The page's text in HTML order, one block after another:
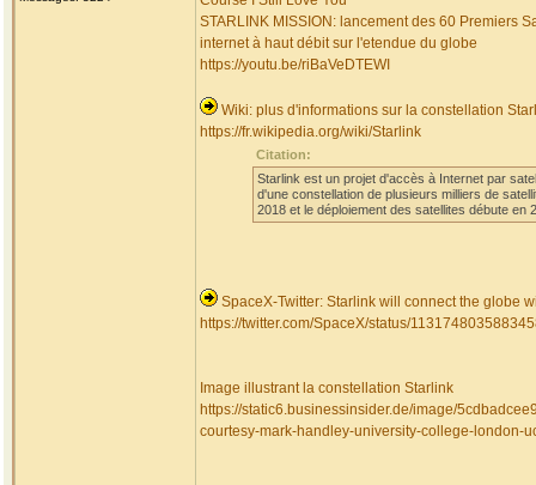
STARLINK MISSION: lancement des 60 Premiers
internet à haut débit sur l'etendue du globe
https://youtu.be/riBaVeDTEWI
Wiki: plus d'informations sur la constellation
https://fr.wikipedia.org/wiki/Starlink
Citation:
Starlink est un projet d'accès à Internet par
d'une constellation de plusieurs milliers de
2018 et le déploiement des satellites débute
SpaceX-Twitter: Starlink will connect the globe
https://twitter.com/SpaceX/status/
Image illustrant la constellation Starlink
https://static6.businessinsider.de/image/
courtesy-mark-handley-university-college-london-